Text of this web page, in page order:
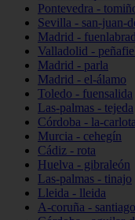
Pontevedra -
Sevilla - san-juan-
Madrid -
Valladolid -
Madrid - parla
Madrid - el-álamo
Toledo - fuensalida
Las-palmas - tejeda
Córdoba - la-carlota
Murcia - cehegín
Cádiz - rota
Huelva - gibraleón
Las-palmas - tinajo
Lleida - lleida
A-coruña -